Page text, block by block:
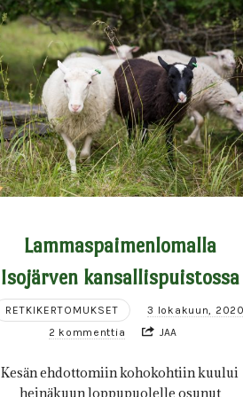
Lammaspaimenlomalla
Isojärven kansallispuistossa
RETKIKERTOMUKSET
3 lokakuun,
2 kommenttia
JAA
Kesän ehdottomiin kohokohtiin kuului
heinäkuun loppupuolelle osunut